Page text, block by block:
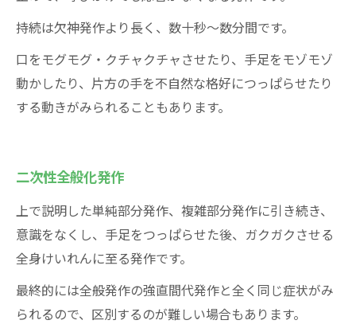
持続は欠神発作より長く、数十秒～数分間です。
口をモグモグ・クチャクチャさせたり、手足をモゾモゾ
動かしたり、片方の手を不自然な格好につっぱらせたり
する動きがみられることもあります。
二次性全般化発作
上で説明した単純部分発作、複雑部分発作に引き続き、
意識をなくし、手足をつっぱらせた後、ガクガクさせる
全身けいれんに至る発作です。
最終的には全般発作の強直間代発作と全く同じ症状がみ
られるので、区別するのが難しい場合もあります。